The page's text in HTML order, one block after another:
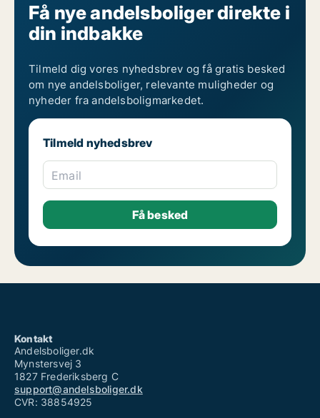
Få nye andelsboliger direkte i
din indbakke
Tilmeld dig vores nyhedsbrev og få gratis besked
om nye andelsboliger, relevante muligheder og
nyheder fra andelsboligmarkedet.
Tilmeld nyhedsbrev
Email
Kontakt
Andelsboliger.dk
Mynstersvej 3
1827 Frederiksberg C
support@andelsboliger.dk
CVR: 38854925